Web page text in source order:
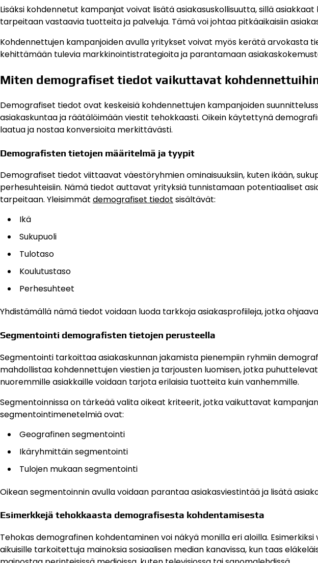
Lisäksi kohdennetut kampanjat voivat lisätä asiakasuskollisuutta, sillä
tarpeitaan vastaavia tuotteita ja palveluja. Tämä voi johtaa pitkäaikaisiin
Kohdennettujen kampanjoiden avulla yritykset voivat myös kerätä arvokasta
kehittämään tulevia markkinointistrategioita ja parantamaan
Miten demografiset tiedot vaikuttavat
Demografiset tiedot ovat keskeisiä kohdennettujen kampanjoiden
asiakaskuntaa ja räätälöimään viestit tehokkaasti. Oikein käytettynä
laatua ja nostaa konversioita merkittävästi.
Demografisten tietojen määritelmä ja tyypit
Demografiset tiedot viittaavat väestöryhmien ominaisuuksiin, kuten ikään,
perhesuhteisiin. Nämä tiedot auttavat yrityksiä tunnistamaan potentiaaliset
tarpeitaan. Yleisimmät demografiset tiedot sisältävät:
Ikä
Sukupuoli
Tulotaso
Koulutustaso
Perhesuhteet
Yhdistämällä nämä tiedot voidaan luoda tarkkoja asiakasprofiileja, jotka
Segmentointi demografisten tietojen perusteella
Segmentointi tarkoittaa asiakaskunnan jakamista pienempiin ryhmiin
mahdollistaa kohdennettujen viestien ja tarjousten luomisen, jotka
nuoremmille asiakkaille voidaan tarjota erilaisia tuotteita kuin vanhemmille.
Segmentoinnissa on tärkeää valita oikeat kriteerit, jotka vaikuttavat
segmentointimenetelmiä ovat:
Geografinen segmentointi
Ikäryhmittäin segmentointi
Tulojen mukaan segmentointi
Oikean segmentoinnin avulla voidaan parantaa asiakasviestintää ja lisätä
Esimerkkejä tehokkaasta demografisesta kohdentamisesta
Tehokas demografinen kohdentaminen voi näkyä monilla eri aloilla.
aikuisille tarkoitettuja mainoksia sosiaalisen median kanavissa, kun taas